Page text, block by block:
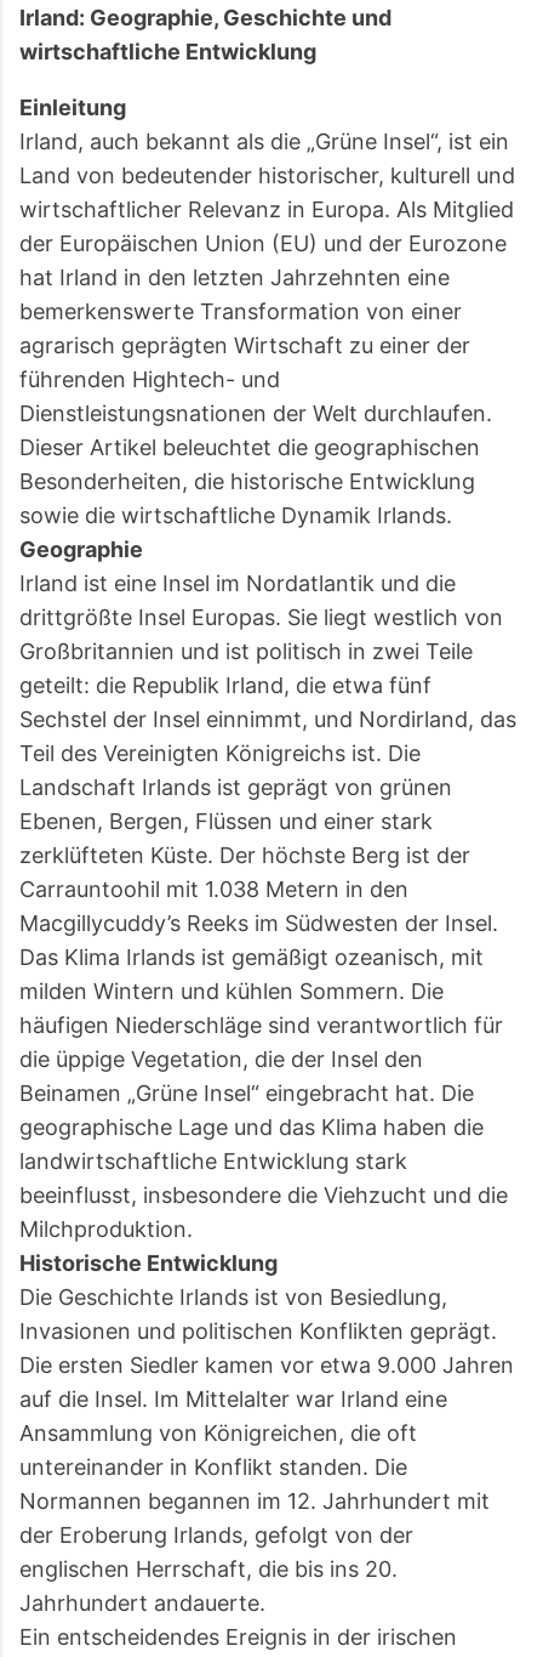
gewesen. In Irland im Hochsommer beginnt dann
oft erst der ruhige Teil des Tages. Viele reisen
wegen der grünen Landschaft oder der bekannten
Küstenstraßen nach Irland. Im Juli und August zeigt
das Land aber eine andere Seite: heller, lebendiger,
manchmal überraschend trocken – und gleichzeitig
voller Gegensätze. Zwischen überfüllten
Aussichtspunkten und völl...
Irland: Geographie, Geschichte und
wirtschaftliche Entwicklung
Einleitung
Irland, auch bekannt als die „Grüne Insel“, ist ein
Land von bedeutender historischer, kulturell und
wirtschaftlicher Relevanz in Europa. Als Mitglied
der Europäischen Union (EU) und der Eurozone
hat Irland in den letzten Jahrzehnten eine
bemerkenswerte Transformation von einer
agrarisch geprägten Wirtschaft zu einer der
führenden Hightech- und
Dienstleistungsnationen der Welt durchlaufen.
Dieser Artikel beleuchtet die geographischen
Besonderheiten, die historische Entwicklung
sowie die wirtschaftliche Dynamik Irlands.
Geographie
Irland ist eine Insel im Nordatlantik und die
drittgrößte Insel Europas. Sie liegt westlich von
Großbritannien und ist politisch in zwei Teile
geteilt: die Republik Irland, die etwa fünf
Sechstel der Insel einnimmt, und Nordirland, das
Teil des Vereinigten Königreichs ist. Die
Landschaft Irlands ist geprägt von grünen
Ebenen, Bergen, Flüssen und einer stark
zerklüfteten Küste. Der höchste Berg ist der
Carrauntoohil mit 1.038 Metern in den
Macgillycuddy’s Reeks im Südwesten der Insel.
Das Klima Irlands ist gemäßigt ozeanisch, mit
milden Wintern und kühlen Sommern. Die
häufigen Niederschläge sind verantwortlich für
die üppige Vegetation, die der Insel den
Beinamen „Grüne Insel“ eingebracht hat. Die
geographische Lage und das Klima haben die
landwirtschaftliche Entwicklung stark
beeinflusst, insbesondere die Viehzucht und die
Milchproduktion.
Historische Entwicklung
Die Geschichte Irlands ist von Besiedlung,
Invasionen und politischen Konflikten geprägt.
Die ersten Siedler kamen vor etwa 9.000 Jahren
auf die Insel. Im Mittelalter war Irland eine
Ansammlung von Königreichen, die oft
untereinander in Konflikt standen. Die
Normannen begannen im 12. Jahrhundert mit
der Eroberung Irlands, gefolgt von der
englischen Herrschaft, die bis ins 20.
Jahrhundert andauerte.
Ein entscheidendes Ereignis in der irischen